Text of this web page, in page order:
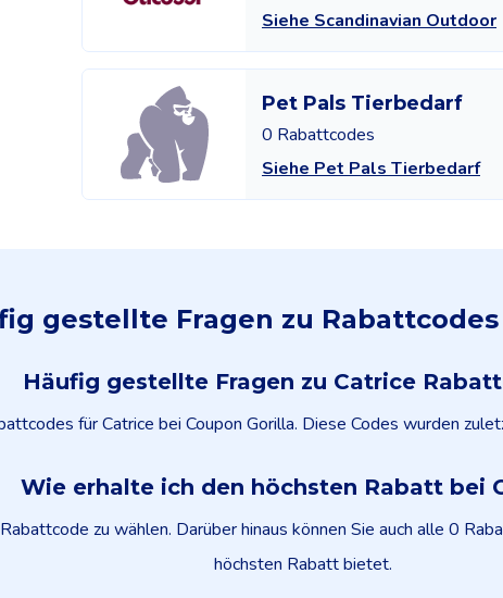
Siehe Scandinavian Outdoor
Pet Pals Tierbedarf
0 Rabattcodes
Siehe Pet Pals Tierbedarf
gestellte Fragen zu
Häufig gestellte Fragen zu Catrice
für Catrice bei Coupon Gorilla. Diese Codes wurden
Wie erhalte ich den höchsten Rabatt bei
zu wählen. Darüber hinaus können Sie auch alle 0
höchsten Rabatt bietet.